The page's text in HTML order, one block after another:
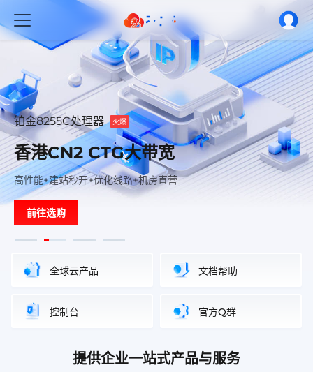
轻松建站
推荐
云速成美站 千套模板
精美模板，覆盖上百行业，多站合一，多端覆盖
算力无界·云启未来
云端世界 简单而精彩
铂金8255C处理器 火爆
香港CN2 CTG大带宽
高性能+建站秒开+优化线路+机房直营
前往选购
E5V4处理器
火爆
美国精品网 顶级线路
电信CN2+联通AS9929+移动CMIN2+三网极致速度体验
轻松建站
推荐
云速成美站 千套模板
精美模板，覆盖上百行业，多站合一，多端覆盖
算力无界·云启未来
云端世界 简单而精彩
全球云产品 文档帮助
控制台 官方Q群
提供企业一站式产品与服务